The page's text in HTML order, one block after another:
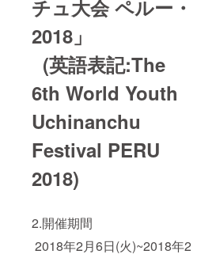
チュ大会 ペルー・
2018」
(英語表記:The
6th World Youth
Uchinanchu
Festival PERU
2018)
2.開催期間
2018年2月6日(火)~2018年2